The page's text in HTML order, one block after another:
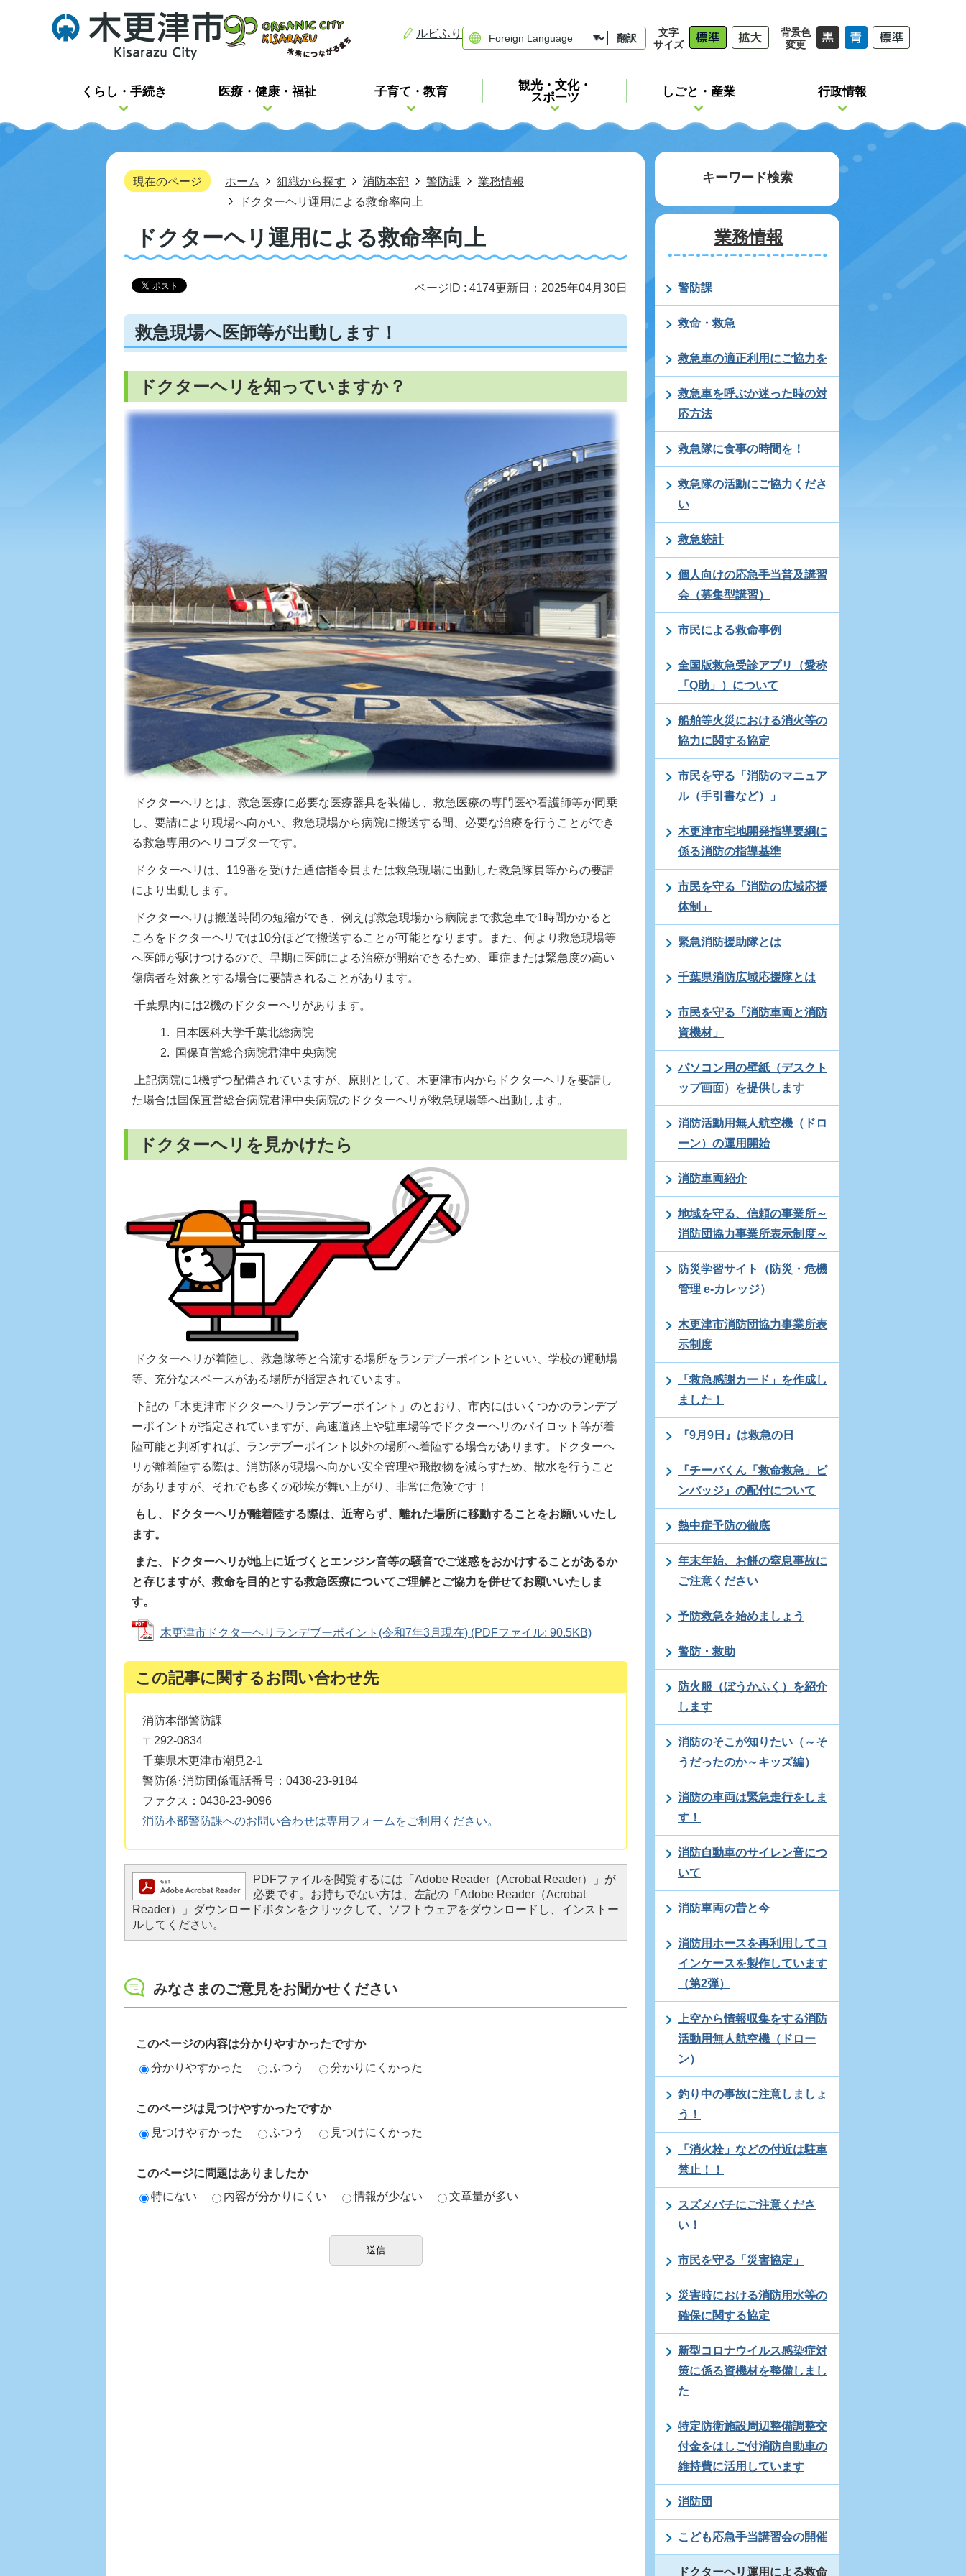
ルビふり 翻訳
文字
サイズ
背景色
変更
くらし・手続き 医療・健康・福祉 子育て・教育
観光・文化・
スポーツ
しごと・産業 行政情報
現在のページ ホーム 組織から探す 消防本部 警防課
業務情報
ドクターヘリ運用による救命率向上
ドクターヘリ運用による救命率向上
ページID : 4174更新日：2025年04月30日
救急現場へ医師等が出動します！
ドクターヘリを知っていますか？
ドクターヘリとは、救急医療に必要な医療器具を装備し、救急医療の専門医や看護師等が同乗
し、要請により現場へ向かい、救急現場から病院に搬送する間、必要な治療を行うことができ
る救急専用のヘリコプターです。
ドクターヘリは、119番を受けた通信指令員または救急現場に出動した救急隊員等からの要請
により出動します。
ドクターヘリは搬送時間の短縮ができ、例えば救急現場から病院まで救急車で1時間かかると
ころをドクターヘリでは10分ほどで搬送することが可能となります。また、何より救急現場等
へ医師が駆けつけるので、早期に医師による治療が開始できるため、重症または緊急度の高い
傷病者を対象とする場合に要請されることがあります。
千葉県内には2機のドクターヘリがあります。
日本医科大学千葉北総病院
国保直営総合病院君津中央病院
上記病院に1機ずつ配備されていますが、原則として、木更津市内からドクターヘリを要請し
た場合は国保直営総合病院君津中央病院のドクターヘリが救急現場等へ出動します。
ドクターヘリを見かけたら
ドクターヘリが着陸し、救急隊等と合流する場所をランデブーポイントといい、学校の運動場
等、充分なスペースがある場所が指定されています。
下記の「木更津市ドクターヘリランデブーポイント」のとおり、市内にはいくつかのランデブ
ーポイントが指定されていますが、高速道路上や駐車場等でドクターヘリのパイロット等が着
陸可能と判断すれば、ランデブーポイント以外の場所へ着陸する場合があります。ドクターヘ
リが離着陸する際は、消防隊が現場へ向かい安全管理や飛散物を減らすため、散水を行うこと
がありますが、それでも多くの砂埃が舞い上がり、非常に危険です！
もし、ドクターヘリが離着陸する際は、近寄らず、離れた場所に移動することをお願いいたし
ます。
また、ドクターヘリが地上に近づくとエンジン音等の騒音でご迷惑をおかけすることがあるか
と存じますが、救命を目的とする救急医療についてご理解とご協力を併せてお願いいたしま
す。
木更津市ドクターヘリランデブーポイント(令和7年3月現在) (PDFファイル: 90.5KB)
この記事に関するお問い合わせ先
消防本部警防課
〒292-0834
千葉県木更津市潮見2-1
警防係･消防団係電話番号：0438-23-9184
ファクス：0438-23-9096
消防本部警防課へのお問い合わせは専用フォームをご利用ください。
PDFファイルを閲覧するには「Adobe Reader（Acrobat Reader）」が
必要です。お持ちでない方は、左記の「Adobe Reader（Acrobat
Reader）」ダウンロードボタンをクリックして、ソフトウェアをダウンロードし、インストー
ルしてください。
みなさまのご意見をお聞かせください
このページの内容は分かりやすかったですか
分かりやすかった
ふつう 分かりにくかった
このページは見つけやすかったですか
見つけやすかった
ふつう 見つけにくかった
このページに問題はありましたか
特にない
内容が分かりにくい 情報が少ない 文章量が多い
キーワード検索
業務情報
警防課
救命・救急
救急車の適正利用にご協力を
救急車を呼ぶか迷った時の対
応方法
救急隊に食事の時間を！
救急隊の活動にご協力くださ
い
救急統計
個人向けの応急手当普及講習
会（募集型講習）
市民による救命事例
全国版救急受診アプリ（愛称
「Q助」）について
船舶等火災における消火等の
協力に関する協定
市民を守る「消防のマニュア
ル（手引書など）」
木更津市宅地開発指導要綱に
係る消防の指導基準
市民を守る「消防の広域応援
体制」
緊急消防援助隊とは
千葉県消防広域応援隊とは
市民を守る「消防車両と消防
資機材」
パソコン用の壁紙（デスクト
ップ画面）を提供します
消防活動用無人航空機（ドロ
ーン）の運用開始
消防車両紹介
地域を守る、信頼の事業所～
消防団協力事業所表示制度～
防災学習サイト（防災・危機
管理 e-カレッジ）
木更津市消防団協力事業所表
示制度
「救急感謝カード」を作成し
ました！
『9月9日』は救急の日
『チーバくん「救命救急」ピ
ンバッジ』の配付について
熱中症予防の徹底
年末年始、お餅の窒息事故に
ご注意ください
予防救急を始めましょう
警防・救助
防火服（ぼうかふく）を紹介
します
消防のそこが知りたい（～そ
うだったのか～キッズ編）
消防の車両は緊急走行をしま
す！
消防自動車のサイレン音につ
いて
消防車両の昔と今
消防用ホースを再利用してコ
インケースを製作しています
（第2弾）
上空から情報収集をする消防
活動用無人航空機（ドロー
ン）
釣り中の事故に注意しましょ
う！
「消火栓」などの付近は駐車
禁止！！
スズメバチにご注意くださ
い！
市民を守る「災害協定」
災害時における消防用水等の
確保に関する協定
新型コロナウイルス感染症対
策に係る資機材を整備しまし
た
特定防衛施設周辺整備調整交
付金をはしご付消防自動車の
維持費に活用しています
消防団
こども応急手当講習会の開催
ドクターヘリ運用による救命